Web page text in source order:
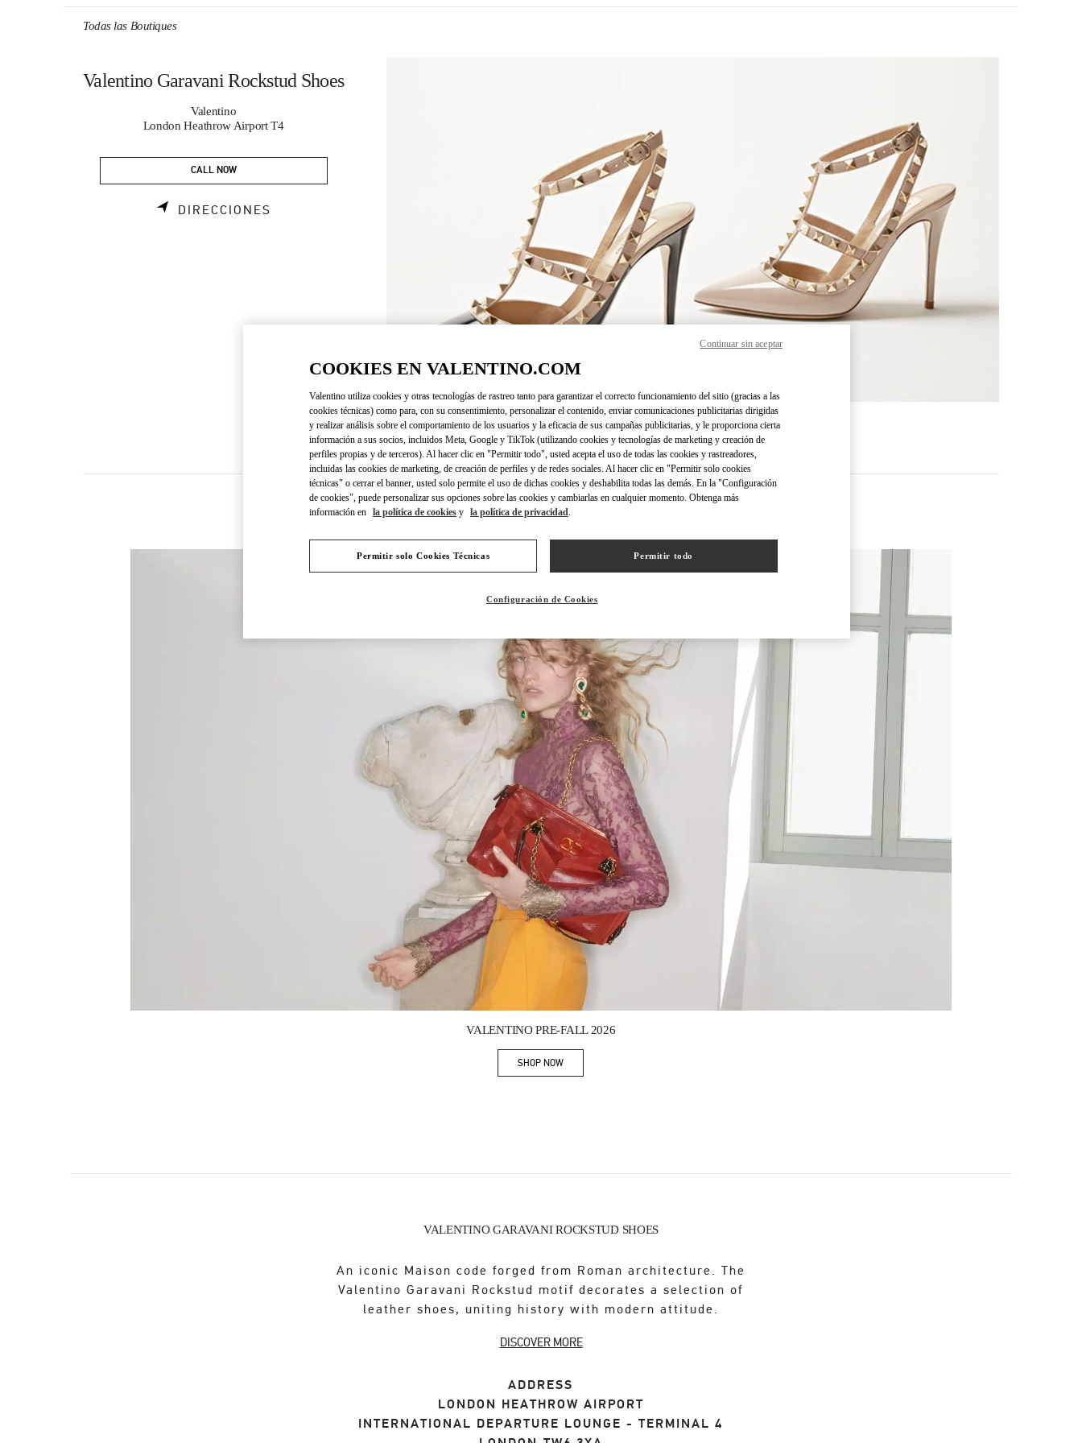
Todas las Boutiques
Valentino Garavani Rockstud Shoes
Valentino
London Heathrow Airport T4
CALL NOW
DIRECCIONES
DISCOVER MORE
Link Opens in New Tab
NOVEDADES
VALENTINO PRE-FALL 2026
SHOP NOWLink Opens in New Tab
VALENTINO GARAVANI ROCKSTUD SHOES
An iconic Maison code forged from Roman architecture. The
Valentino Garavani Rockstud motif decorates a selection of
leather shoes, uniting history with modern attitude.
DISCOVER MORE
ADDRESS
LONDON HEATHROW AIRPORT
INTERNATIONAL DEPARTURE LOUNGE - TERMINAL 4
COOKIES EN VALENTINO.COM
Valentino utiliza cookies y otras tecnologías de rastreo tanto para garantizar el correcto funcionamiento del sitio (gracias a las
cookies técnicas) como para, con su consentimiento, personalizar el contenido, enviar comunicaciones publicitarias dirigidas
y realizar análisis sobre el comportamiento de los usuarios y la eficacia de sus campañas publicitarias, y le proporciona cierta
información a sus socios, incluidos Meta, Google y TikTok (utilizando cookies y tecnologías de marketing y creación de
perfiles propias y de terceros). Al hacer clic en "Permitir todo", usted acepta el uso de todas las cookies y rastreadores,
incluidas las cookies de marketing, de creación de perfiles y de redes sociales. Al hacer clic en "Permitir solo cookies
técnicas" o cerrar el banner, usted solo permite el uso de dichas cookies y deshabilita todas las demás. En la "Configuración
de cookies", puede personalizar sus opciones sobre las cookies y cambiarlas en cualquier momento. Obtenga más
información en la política de cookies y la política de privacidad.
Permitir solo Cookies Técnicas Permitir todo
Configuración de Cookies
Continuar sin aceptar